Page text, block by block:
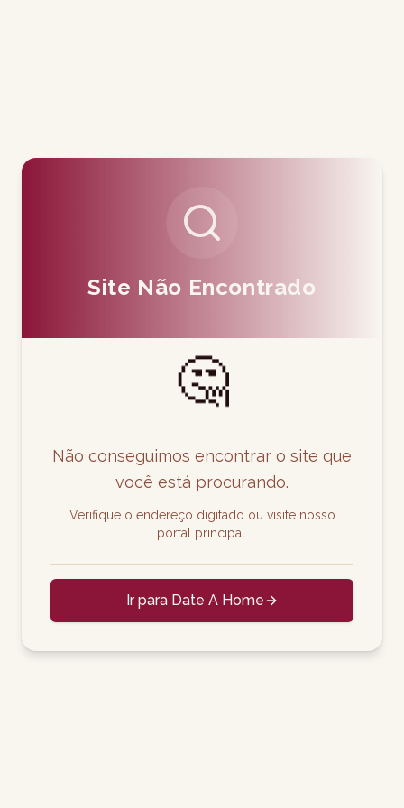
Site Não Encontrado
🤔
Não conseguimos encontrar o site que
você está procurando.
Verifique o endereço digitado ou visite nosso
portal principal.
Ir para Date A Home